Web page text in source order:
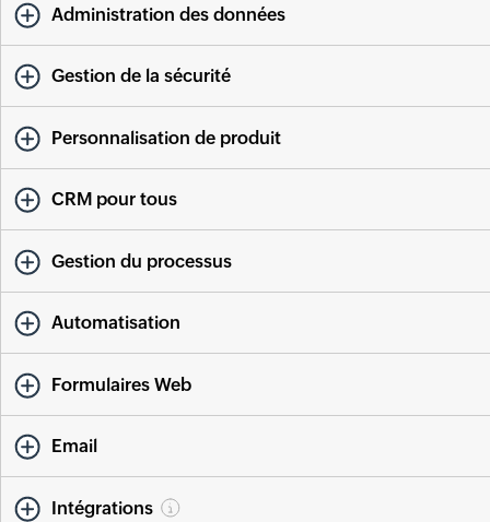
Administration des données
Gestion de la sécurité
Personnalisation de produit
CRM pour tous
Gestion du processus
Automatisation
Formulaires Web
Email
Intégrations